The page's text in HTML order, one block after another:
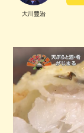
大川豊治